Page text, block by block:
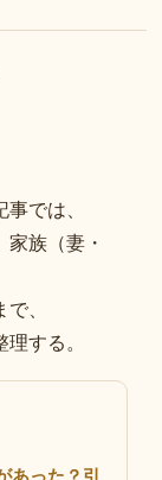
では、
族（妻・
、
する。
あった？引